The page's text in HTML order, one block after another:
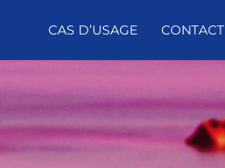
CAS D’USAGE CONTACT